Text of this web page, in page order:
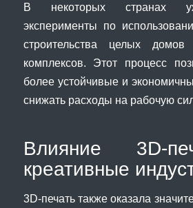
В некоторых странах
эксперименты по
строительства целых
комплексов. Этот процесс
более устойчивые и
снижать расходы на рабочую
Влияние 3D-
креативные
3D-печать также оказала